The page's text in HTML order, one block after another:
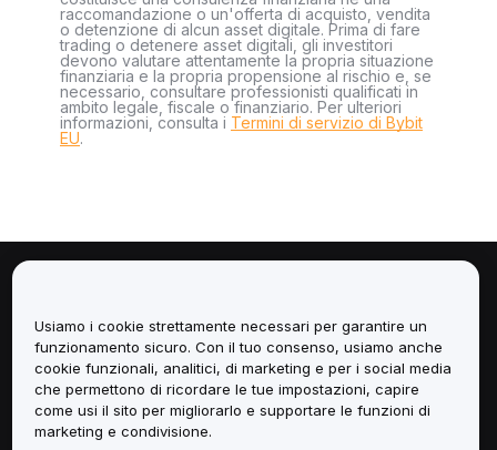
raccomandazione o un'offerta di acquisto, vendita
o detenzione di alcun asset digitale. Prima di fare
trading o detenere asset digitali, gli investitori
devono valutare attentamente la propria situazione
finanziaria e la propria propensione al rischio e, se
necessario, consultare professionisti qualificati in
ambito legale, fiscale o finanziario. Per ulteriori
informazioni, consulta i Termini di servizio di Bybit
EU.
Servizi
Assistenza
Usiamo i cookie strettamente necessari per garantire un
funzionamento sicuro. Con il tuo consenso, usiamo anche
cookie funzionali, analitici, di marketing e per i social media
che permettono di ricordare le tue impostazioni, capire
come usi il sito per migliorarlo e supportare le funzioni di
marketing e condivisione.